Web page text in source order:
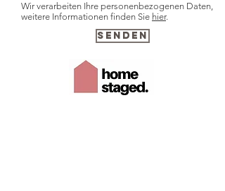
Wir verarbeiten Ihre personenbezogenen Daten,
weitere Informationen finden Sie hier.
senden